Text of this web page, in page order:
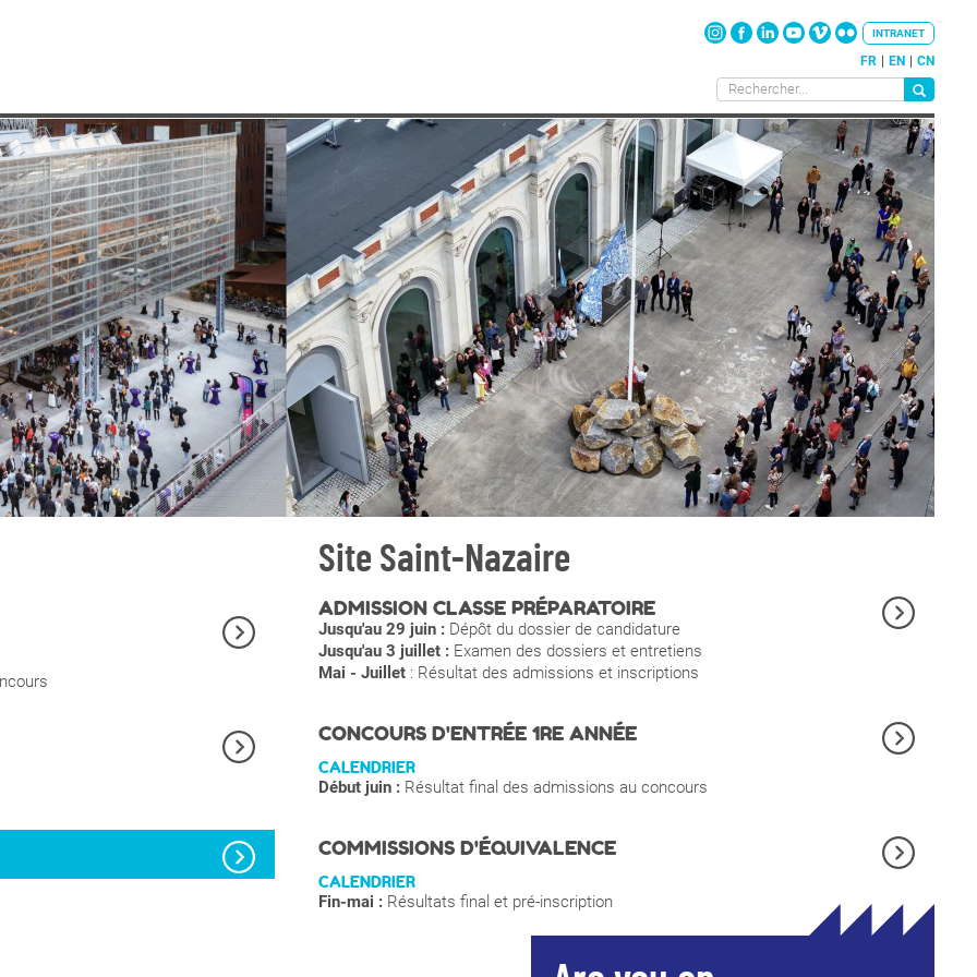
FR EN CN
INTRANET
Site Saint-Nazaire
ADMISSION CLASSE PRÉPARATOIRE
Jusqu'au 29 juin : Dépôt du dossier de candidature
Jusqu'au 3 juillet : Examen des dossiers et entretiens
Mai - Juillet : Résultat des admissions et inscriptions
CONCOURS D'ENTRÉE 1RE ANNÉE
CALENDRIER
Début juin : Résultat final des admissions au concours
COMMISSIONS D'ÉQUIVALENCE
CALENDRIER
Fin-mai : Résultats final et pré-inscription